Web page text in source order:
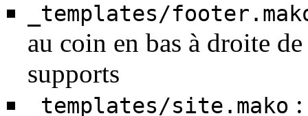
_templates/
au coin en bas à droite
supports
_templates/site.mako